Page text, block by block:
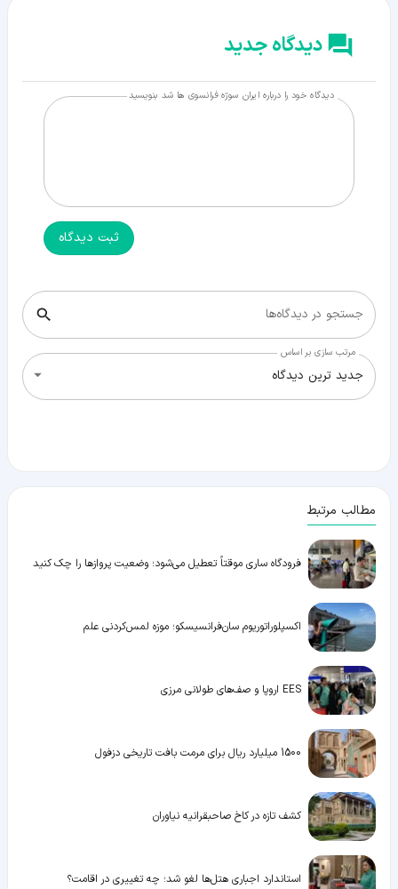
دیدگاه جدید
دیدگاه خود را درباره ایران سوژه فرانسوی ها شد بنویسید
ثبت دیدگاه
جستجو در دیدگاه‌ها
مرتب سازی بر اساس
جدید ترین دیدگاه
مطالب مرتبط
فرودگاه ساری موقتاً تعطیل می‌شود؛ وضعیت پروازها را چک کنید
اکسپلوراتوریوم سان‌فرانسیسکو؛ موزه لمس‌کردنی علم
EES اروپا و صف‌های طولانی مرزی
1500 میلیارد ریال برای مرمت بافت تاریخی دزفول
کشف تازه در کاخ صاحبقرانیه نیاوران
استاندارد اجباری هتل‌ها لغو شد؛ چه تغییری در اقامت؟